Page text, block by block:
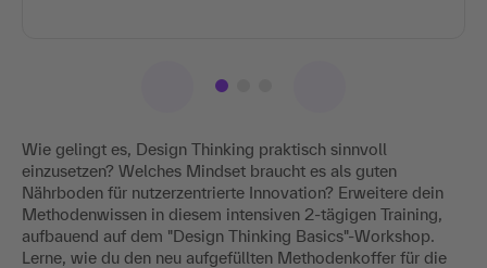
Wie gelingt es, Design Thinking praktisch sinnvoll
einzusetzen? Welches Mindset braucht es als guten
Nährboden für nutzerzentrierte Innovation? Erweitere dein
Methodenwissen in diesem intensiven 2-tägigen Training,
aufbauend auf dem "Design Thinking Basics"-Workshop.
Lerne, wie du den neu aufgefüllten Methodenkoffer für die